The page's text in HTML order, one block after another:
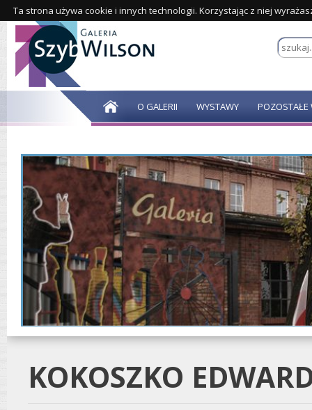
Ta strona używa cookie i innych technologii. Korzystając z niej
O GALERII WYSTAWY POZOSTAŁE
KOKOSZKO